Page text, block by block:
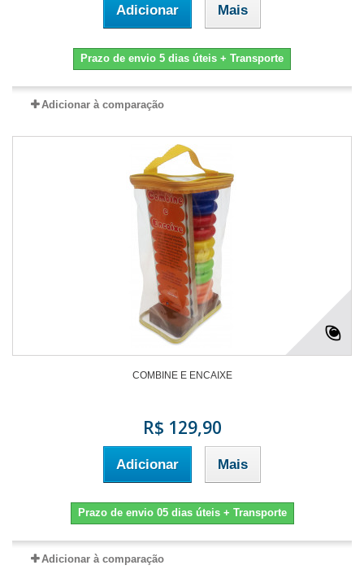
Adicionar Mais
Prazo de envio 5 dias úteis + Transporte
Adicionar à comparação
COMBINE E ENCAIXE
R$ 129,90
Adicionar Mais
Prazo de envio 05 dias úteis + Transporte
Adicionar à comparação